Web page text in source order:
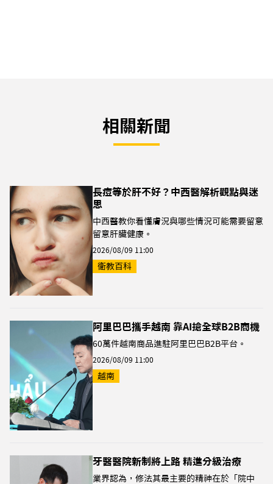
相關新聞
長痘等於肝不好？中西醫解析觀點與迷
思
中西醫教你看懂膚況與哪些情況可能需要留意
留意肝臟健康。
2026/08/09 11:00
衛教百科
阿里巴巴攜手越南 靠AI搶全球B2B商機
60萬件越南商品進駐阿里巴巴B2B平台。
2026/08/09 11:00
越南
牙醫醫院新制將上路 精進分級治療
業界認為，修法其最主要的精神在於「院中